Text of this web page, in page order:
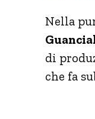
Nella
di
che fa